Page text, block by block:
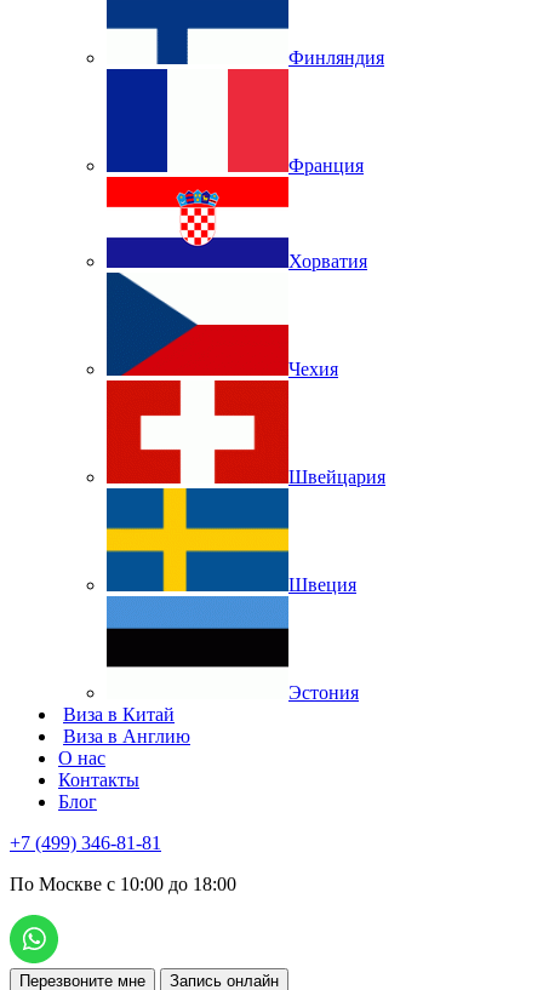
Финляндия
Франция
Хорватия
Чехия
Швейцария
Швеция
Эстония
Виза в Китай
Виза в Англию
О нас
Контакты
Блог
+7 (499) 346-81-81
По Москве с 10:00 до 18:00
Перезвоните мне Запись онлайн